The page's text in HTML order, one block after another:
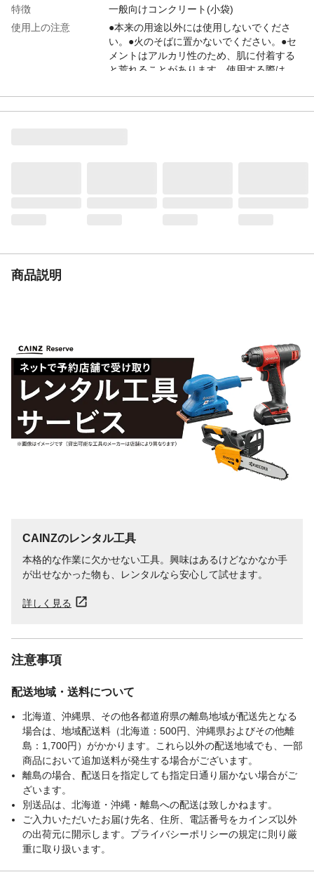
特徴
一般向けコンクリート(小袋)
使用上の注意
●本来の用途以外には使用しないでくださ
い。●火のそばに置かないでください。●セ
メントはアルカリ性のため、肌に付着する
と荒れることがあります。使用する際は、
着用してください。
商品説明
CAINZのレンタル工具
本格的な作業に欠かせない工具。興味はあるけどなかなか手
が出せなかった物も、レンタルなら安心して試せます。
詳しく見る
注意事項
配送地域・送料について
北海道、沖縄県、その他各都道府県の離島地域が配送先となる
場合は、地域配送料（北海道：500円、沖縄県およびその他離
島：1,700円）がかかります。これら以外の配送地域でも、一部
商品において追加送料が発生する場合がございます。
離島の場合、配送日を指定しても指定日通り届かない場合がご
ざいます。
別送品は、北海道・沖縄・離島への配送は致しかねます。
ご入力いただいたお届け先名、住所、電話番号をカインズ以外
の出荷元に開示します。プライバシーポリシーの規定に則り厳
重に取り扱います。